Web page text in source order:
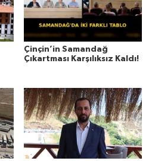
Çinçin’in Samandağ
Çıkartması Karşılıksız Kaldı!